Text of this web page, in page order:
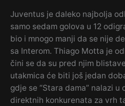
Juventus je daleko najbolja
samo sedam golova u 12
bio i mnogo manji da se nije
sa Interom. Thiago Motta je
čini se da su pred njim
utakmica će biti još jedan
gdje se “Stara dama” nalazi u
direktnih konkurenata za vrh